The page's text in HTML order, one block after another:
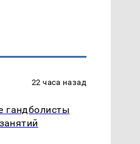
22 часа назад
гандболисты